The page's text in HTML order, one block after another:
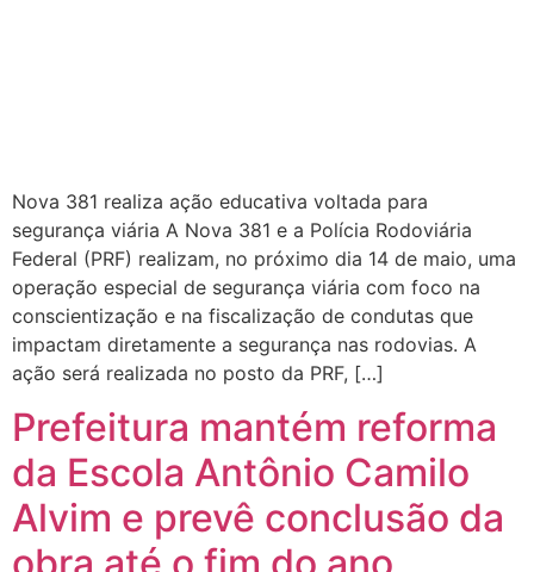
Nova 381 realiza ação educativa voltada para
segurança viária A Nova 381 e a Polícia Rodoviária
Federal (PRF) realizam, no próximo dia 14 de maio, uma
operação especial de segurança viária com foco na
conscientização e na fiscalização de condutas que
impactam diretamente a segurança nas rodovias. A
ação será realizada no posto da PRF, […]
Prefeitura mantém reforma
da Escola Antônio Camilo
Alvim e prevê conclusão da